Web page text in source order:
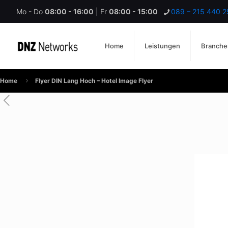
Mo - Do 08:00 - 16:00 | Fr 08:00 - 15:00 089 – 215 440
Home Leistungen
Home Flyer DIN Lang Hoch – Hotel Image Flyer